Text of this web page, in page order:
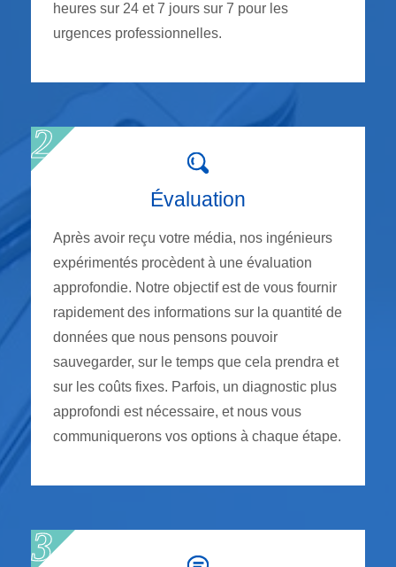
heures sur 24 et 7 jours sur 7 pour les
urgences professionnelles.
Évaluation
Après avoir reçu votre média, nos ingénieurs
expérimentés procèdent à une évaluation
approfondie. Notre objectif est de vous fournir
rapidement des informations sur la quantité de
données que nous pensons pouvoir
sauvegarder, sur le temps que cela prendra et
sur les coûts fixes. Parfois, un diagnostic plus
approfondi est nécessaire, et nous vous
communiquerons vos options à chaque étape.